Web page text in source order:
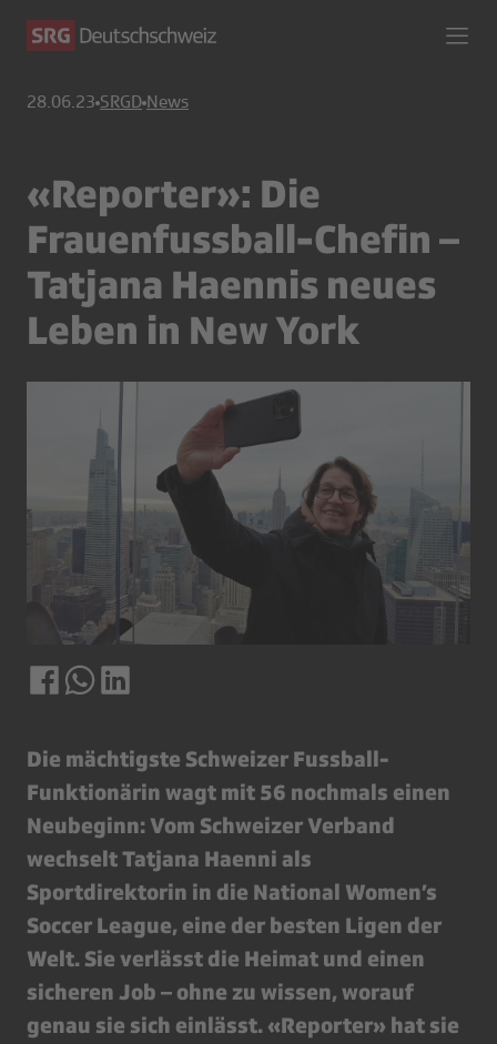
28.06.23 SRGD News
«Reporter»: Die
Frauenfussball-Chefin –
Tatjana Haennis neues
Leben in New York
Die mächtigste Schweizer Fussball-
Funktionärin wagt mit 56 nochmals einen
Neubeginn: Vom Schweizer Verband
wechselt Tatjana Haenni als
Sportdirektorin in die National Women’s
Soccer League, eine der besten Ligen der
Welt. Sie verlässt die Heimat und einen
sicheren Job – ohne zu wissen, worauf
genau sie sich einlässt. «Reporter» hat sie